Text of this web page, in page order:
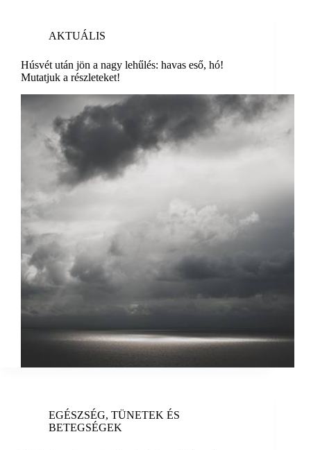
AKTUÁLIS
Húsvét után jön a nagy lehűlés: havas eső, hó!
Mutatjuk a részleteket!
EGÉSZSÉG, TÜNETEK ÉS
BETEGSÉGEK